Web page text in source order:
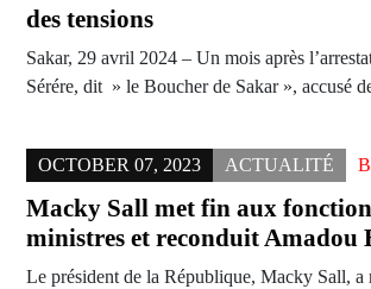
des tensions
Sakar, 29 avril 2024 – Un mois après
Sérére, dit » le Boucher de Sakar », accusé
OCTOBER 07, 2023 ACTUALITÉ
Macky Sall met fin aux
ministres et reconduit Amadou
Le président de la République, Macky Sall, a